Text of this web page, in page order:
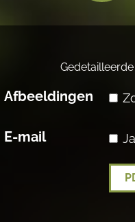
Afbeeldingen
E-mail